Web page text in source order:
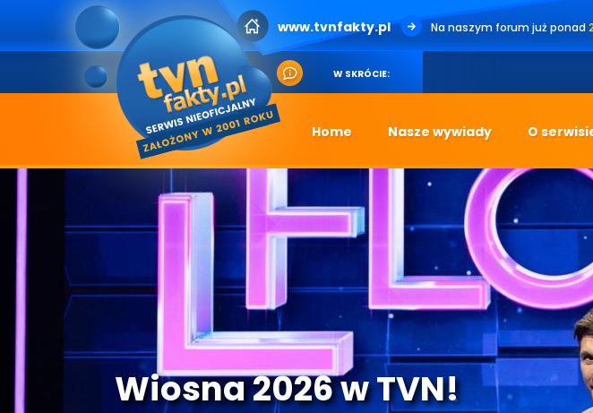
www.tvnfakty.pl Na naszym forum już ponad
W SKRÓCIE:
Home Nasze wywiady O
Wiosna 2026 w TVN!